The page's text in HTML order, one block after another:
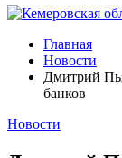
Главная
Новости
Дмитрий
банков
Новости